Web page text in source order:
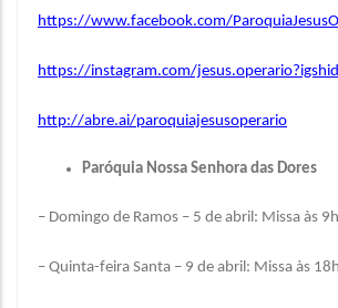
https://www.facebook.com/
https://instagram.com/
http://abre.ai/paroquiajesusoperario
Paróquia Nossa Senhora das Dores
– Domingo de Ramos – 5 de abril: Missa às
– Quinta-feira Santa – 9 de abril: Missa às